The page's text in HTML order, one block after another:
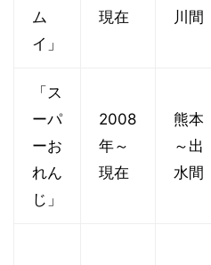
ム
イ」
現在
川間
「ス
ーパ
ーお
れん
じ」
2008
年～
現在
熊本
～出
水間